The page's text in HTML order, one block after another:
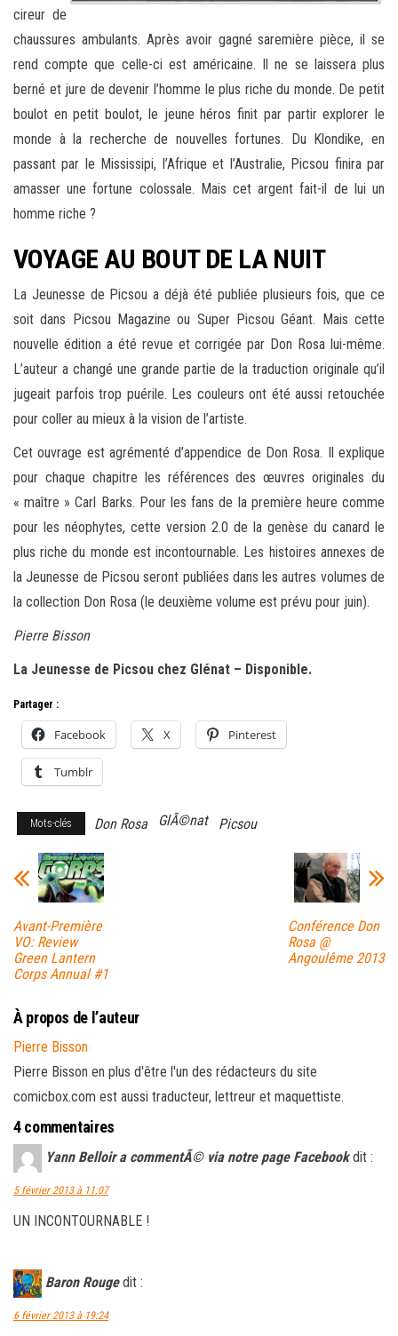
cireur de
chaussures ambulants. Après avoir gagné saremière pièce, il se
rend compte que celle-ci est américaine. Il ne se laissera plus
berné et jure de devenir l’homme le plus riche du monde. De petit
boulot en petit boulot, le jeune héros finit par partir explorer le
monde à la recherche de nouvelles fortunes. Du Klondike, en
passant par le Mississipi, l’Afrique et l’Australie, Picsou finira par
amasser une fortune colossale. Mais cet argent fait-il de lui un
homme riche ?
VOYAGE AU BOUT DE LA NUIT
La Jeunesse de Picsou a déjà été publiée plusieurs fois, que ce
soit dans Picsou Magazine ou Super Picsou Géant. Mais cette
nouvelle édition a été revue et corrigée par Don Rosa lui-même.
L’auteur a changé une grande partie de la traduction originale qu’il
jugeait parfois trop puérile. Les couleurs ont été aussi retouchée
pour coller au mieux à la vision de l’artiste.
Cet ouvrage est agrémenté d’appendice de Don Rosa. Il explique
pour chaque chapitre les références des œuvres originales du
« maître » Carl Barks. Pour les fans de la première heure comme
pour les néophytes, cette version 2.0 de la genèse du canard le
plus riche du monde est incontournable. Les histoires annexes de
la Jeunesse de Picsou seront publiées dans les autres volumes de
la collection Don Rosa (le deuxième volume est prévu pour juin).
Pierre Bisson
La Jeunesse de Picsou chez Glénat – Disponible.
Partager :
Facebook X Pinterest
Tumblr
Mots-clés Don Rosa GlÃ©nat Picsou
Avant-Première
VO: Review
Green Lantern
Corps Annual #1
Conférence Don
Rosa @
Angoulême 2013
À propos de l’auteur
Pierre Bisson
Pierre Bisson en plus d'être l'un des rédacteurs du site
comicbox.com est aussi traducteur, lettreur et maquettiste.
4 commentaires
Yann Belloir a commentÃ© via notre page Facebook dit :
5 février 2013 à 11:07
UN INCONTOURNABLE !
Baron Rouge dit :
6 février 2013 à 19:24